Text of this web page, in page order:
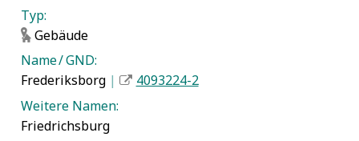
Typ:
gGebäude
Name / GND:
Frederiksborg |
4093224-2
Weitere Namen:
Friedrichsburg